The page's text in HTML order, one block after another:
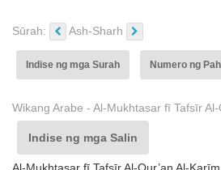
Sūrah: Ash-Sharh
Indise ng mga Surah Numero ng
Wikang Arabe - Al-Mukhtasar fī Tafsīr Al-
Indise ng mga Salin
Al-Mukhtasar fī Tafsīr Al-Qur’an Al-